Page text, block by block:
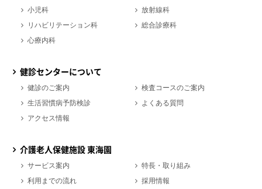
小児科
放射線科
リハビリテーション科
総合診療科
心療内科
健診センターについて
健診のご案内
検査コースのご案内
生活習慣病予防検診
よくある質問
アクセス情報
介護老人保健施設 東海園
サービス案内
特長・取り組み
利用までの流れ
採用情報